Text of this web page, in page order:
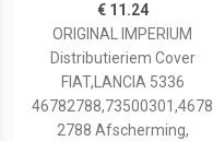
€ 11.24
ORIGINAL IMPERIUM
Distributieriem Cover
FIAT,LANCIA 5336
46782788,73500301,4678
2788 Afscherming,